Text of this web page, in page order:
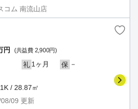
コム 南流山店
円 (共益費 2,900円)
礼 1ヶ月 保 －
/ 28.87㎡
09 更新